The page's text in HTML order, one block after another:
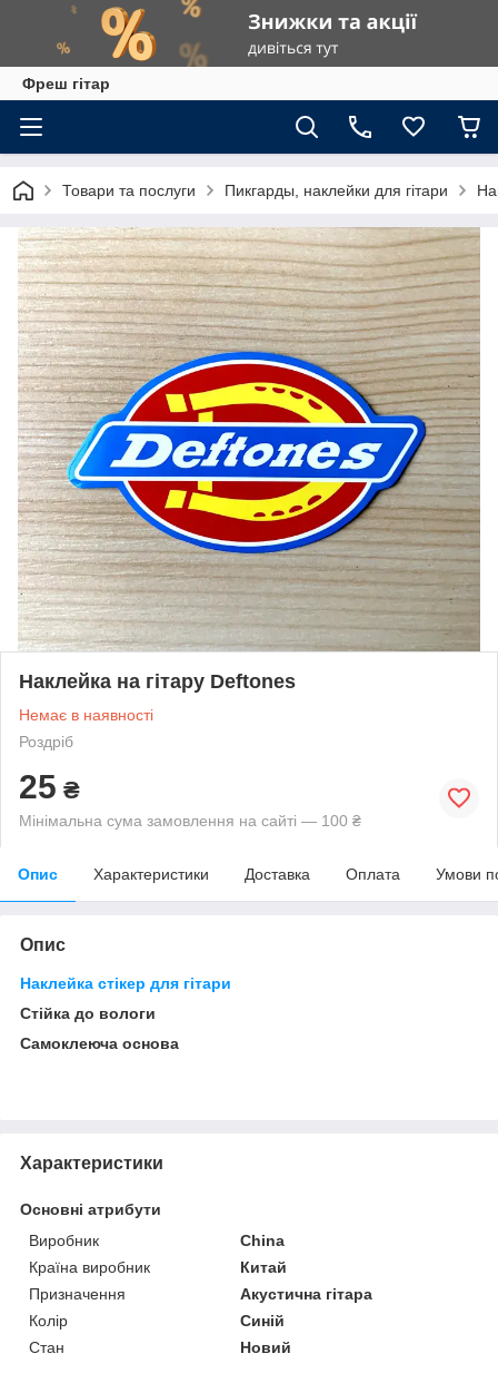
Фреш гітар
Товари та послуги Пикгарды, наклейки для гітари
Наклейка на гітару Deftones
Немає в наявності
Роздріб
25 ₴
Мінімальна сума замовлення на сайті — 100 ₴
Опис Характеристики Доставка Оплата Умови
Опис
Наклейка стікер для гітари
Стійка до вологи
Самоклеюча основа
Характеристики
Основні атрибути
Виробник
China
Країна виробник
Китай
Призначення
Акустична гітара
Колір
Синій
Стан
Новий